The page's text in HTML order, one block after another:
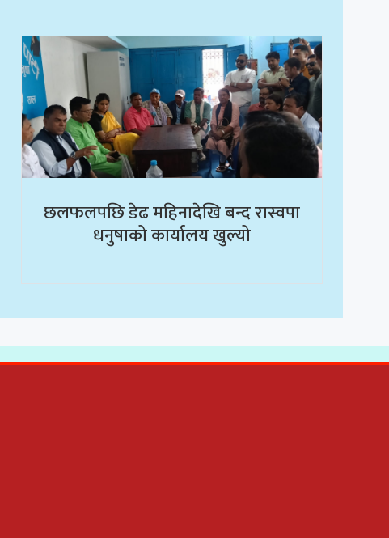
छलफलपछि डेढ महिनादेखि बन्द रास्वपा
धनुषाको कार्यालय खुल्यो